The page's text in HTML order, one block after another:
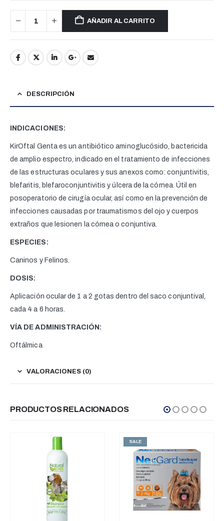
AÑADIR AL CARRITO
DESCRIPCIÓN
INDICACIONES:
KirOftal Genta es un antibiótico aminoglucósido, bactericida
de amplio espectro, indicado en el tratamiento de infecciones
de las estructuras oculares y sus anexos como: conjuntivitis,
blefaritis, blefaroconjuntivitis y úlcera de la córnea. Útil en
posoperatorio de cirugía ocular, así como en la prevención de
infecciones causadas por traumatismos del ojo y cuerpos
extraños que lesionen la córnea o conjuntiva.
ESPECIES:
Caninos y Felinos.
DOSIS:
Aplicación ocular de 1 a 2 gotas dentro del saco conjuntival,
cada 4 a 6 horas.
VÍA DE ADMINISTRACIÓN:
Oftálmica
VALORACIONES (0)
PRODUCTOS RELACIONADOS
SALE